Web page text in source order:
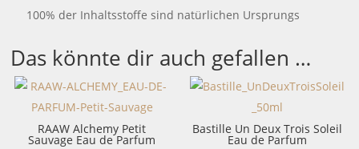
100% der Inhaltsstoffe sind natürlichen Ursprungs
Das könnte dir auch gefallen …
RAAW Alchemy Petit
Sauvage Eau de Parfum
Bastille Un Deux Trois Soleil
Eau de Parfum